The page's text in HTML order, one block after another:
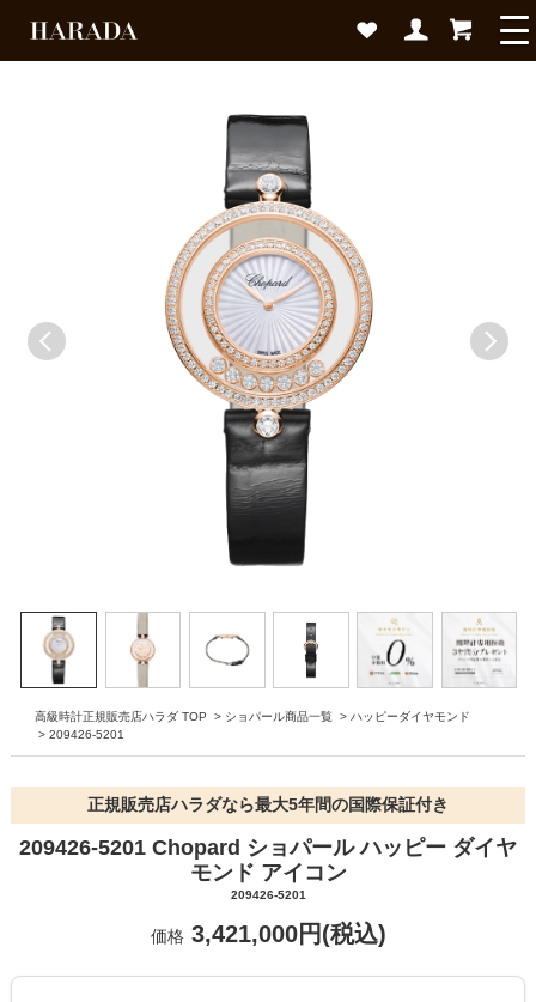
高級時計正規販売店ハラダ TOP > ショパール商品一覧 > ハッピーダイヤモンド
> 209426-5201
正規販売店ハラダなら最大5年間の国際保証付き
209426-5201 Chopard ショパール ハッピー ダイヤ
モンド アイコン
209426-5201
価格3,421,000円(税込)